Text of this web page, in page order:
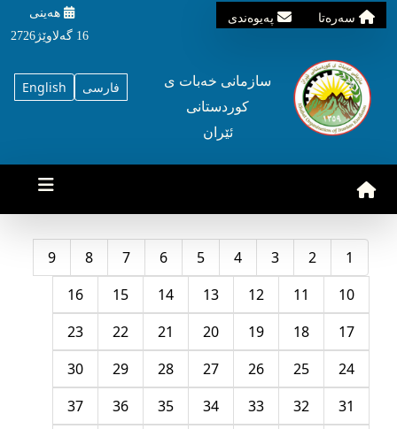
سه‌ره‌تا په‌یوه‌ندی
هه‌ینی
16 گه‌لاوێژ2726
English فارسی
سازمانی خه‌بات ی
کوردستانی
ئێران
1
2
3
4
5
6
7
8
9
10
11
12
13
14
15
16
17
18
19
20
21
22
23
24
25
26
27
28
29
30
31
32
33
34
35
36
37